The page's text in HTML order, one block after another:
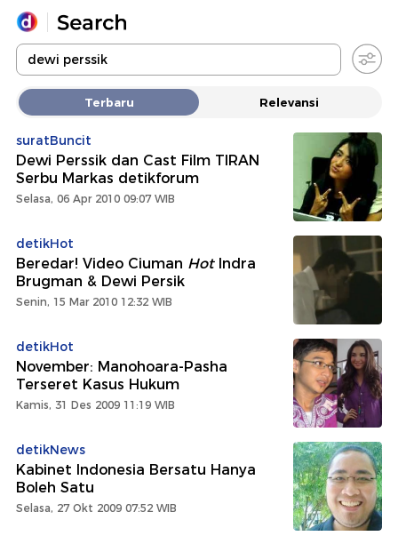
Yang sedang ramai dicari
Loading...
Promoted
Terakhir yang dicari
Terbaru Relevansi
suratBuncit
Dewi Perssik dan Cast Film TIRAN
Serbu Markas detikforum
Selasa, 06 Apr 2010 09:07 WIB
detikHot
Beredar! Video Ciuman HotIndra
Brugman & Dewi Persik
Senin, 15 Mar 2010 12:32 WIB
detikHot
November: Manohoara-Pasha
Terseret Kasus Hukum
Kamis, 31 Des 2009 11:19 WIB
detikNews
Kabinet Indonesia Bersatu Hanya
Boleh Satu
Selasa, 27 Okt 2009 07:52 WIB